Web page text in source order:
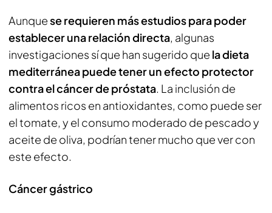
Aunquese requieren más estudios para poder
establecer una relación directa, algunas
investigaciones sí que han sugerido que la dieta
mediterránea puede tener un efecto protector
contra el cáncer de próstata. La inclusión de
alimentos ricos en antioxidantes, como puede ser
el tomate, y el consumo moderado de pescado y
aceite de oliva, podrían tener mucho que ver con
este efecto.
Cáncer gástrico